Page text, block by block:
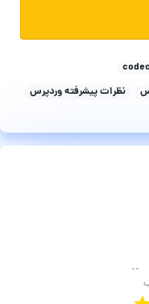
نظرات پیشرفته وردپرس